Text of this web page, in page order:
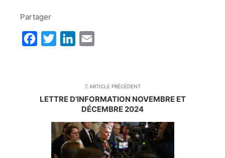
Partager
FacebookTwitterLinkedIn
ARTICLE PRÉCÉDENT
LETTRE D'INFORMATION NOVEMBRE ET
DÉCEMBRE 2024